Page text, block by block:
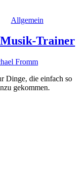
Allgemein
Trainer
Fromm
Dinge, die einfach so
gekommen.